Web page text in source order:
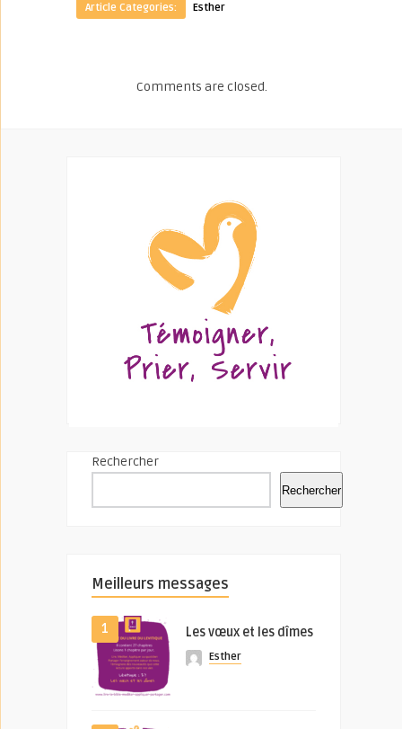
Article Categories:
Esther
Comments are closed.
Rechercher
Rechercher
Meilleurs messages
1 Les vœux et les dîmes
Esther